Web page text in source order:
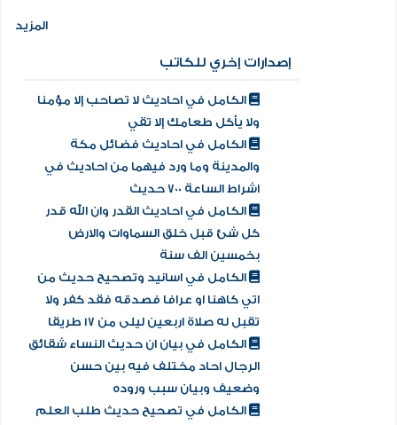
المزيد
إصدارات إخري للكاتب
الكامل في احاديث لا تصاحب إلا مؤمنا
ولا يأكل طعامك إلا تقي
الكامل في احاديث فضائل مكة
والمدينة وما ورد فيهما من احاديث في
اشراط الساعة 700 حديث
الكامل في احاديث القدر وان الله قدر
كل شئ قبل خلق السماوات والارض
بخمسين الف سنة
الكامل في اسانيد وتصحيح حديث من
اتي كاهنا او عرافا فصدقه فقد كفر ولا
تقبل له صلاة اربعين ليلى من 17 طريقا
الكامل في بيان ان حديث النساء شقائق
الرجال احاد مختلف فيه بين حسن
وضعيف وبيان سبب وروده
الكامل في تصحيح حديث طلب العلم